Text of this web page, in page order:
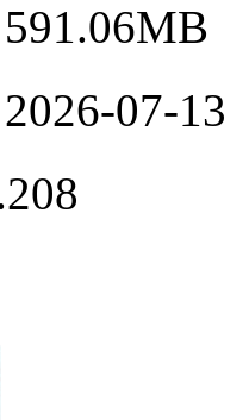
591.06MB
2026-07-13